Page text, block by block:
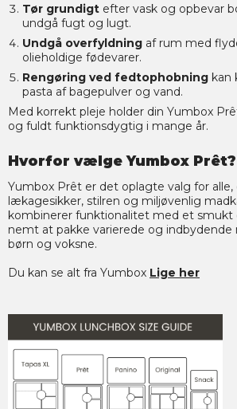
Tør grundigtefter vask og opbevar
undgå fugt og lugt.
Undgå overfyldningaf rum med
olieholdige fødevarer.
Rengøring ved fedtophobningkan
pasta af bagepulver og vand.
Med korrekt pleje holder din Yumbox
og fuldt funktionsdygtig i mange år.
Hvorfor vælge Yumbox Prêt?
Yumbox Prêt er det oplagte valg for alle,
lækagesikker, stilren og miljøvenlig
kombinerer funktionalitet med et smukt
nemt at pakke varierede og indbydende
børn og voksne.
Du kan se alt fra Yumbox Lige her